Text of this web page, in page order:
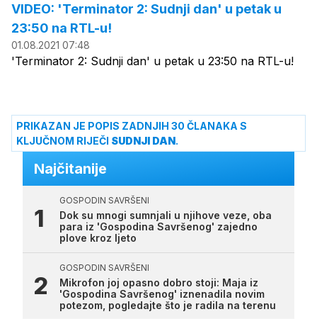
VIDEO: 'Terminator 2: Sudnji dan' u petak u
23:50 na RTL-u!
01.08.2021 07:48
'Terminator 2: Sudnji dan' u petak u 23:50 na RTL-u!
PRIKAZAN JE POPIS ZADNJIH 30 ČLANAKA S
KLJUČNOM RIJEČI SUDNJI DAN.
Najčitanije
GOSPODIN SAVRŠENI
Dok su mnogi sumnjali u njihove veze, oba
para iz 'Gospodina Savršenog' zajedno
plove kroz ljeto
GOSPODIN SAVRŠENI
Mikrofon joj opasno dobro stoji: Maja iz
'Gospodina Savršenog' iznenadila novim
potezom, pogledajte što je radila na terenu